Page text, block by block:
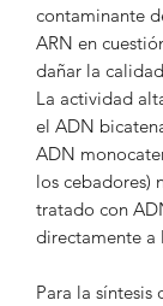
contaminante
ARN en
dañar la
La actividad
el ADN
ADN
los cebadores)
tratado con
directamente a
Para la síntesis